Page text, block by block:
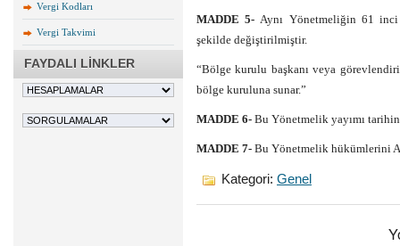
Vergi Kodları
Vergi Takvimi
FAYDALI LİNKLER
MADDE 5-Aynı Yönetmeliğin 61 inci
şekilde değiştirilmiştir.
“Bölge kurulu başkanı veya
bölge kuruluna sunar.”
MADDE 6- Bu Yönetmelik yayımı
MADDE 7- Bu Yönetmelik hükümlerini
Kategori: Genel